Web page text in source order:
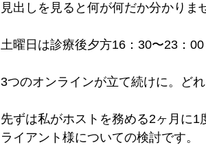
見出しを見ると何が何だか分かりま
土曜日は診療後夕方16：30〜23：00
3つのオンラインが立て続けに。ど
先ずは私がホストを務める2ヶ月に
ライアント様についての検討です。